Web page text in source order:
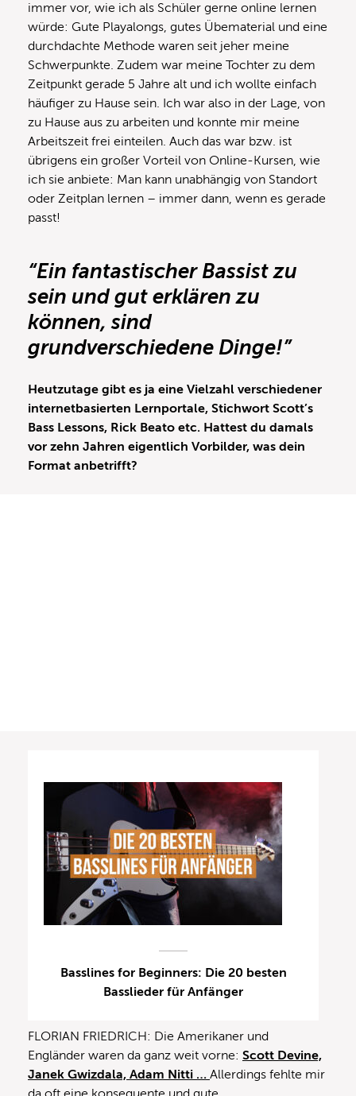
immer vor, wie ich als Schüler gerne online lernen
würde: Gute Playalongs, gutes Übematerial und eine
durchdachte Methode waren seit jeher meine
Schwerpunkte. Zudem war meine Tochter zu dem
Zeitpunkt gerade 5 Jahre alt und ich wollte einfach
häufiger zu Hause sein. Ich war also in der Lage, von
zu Hause aus zu arbeiten und konnte mir meine
Arbeitszeit frei einteilen. Auch das war bzw. ist
übrigens ein großer Vorteil von Online-Kursen, wie
ich sie anbiete: Man kann unabhängig von Standort
oder Zeitplan lernen – immer dann, wenn es gerade
passt!
“Ein fantastischer Bassist zu
sein und gut erklären zu
können, sind
grundverschiedene Dinge!”
Heutzutage gibt es ja eine Vielzahl verschiedener
internetbasierten Lernportale, Stichwort Scott’s
Bass Lessons, Rick Beato etc. Hattest du damals
vor zehn Jahren eigentlich Vorbilder, was dein
Format anbetrifft?
Basslines for Beginners: Die 20 besten
Basslieder für Anfänger
FLORIAN FRIEDRICH: Die Amerikaner und
Engländer waren da ganz weit vorne: Scott Devine,
Janek Gwizdala, Adam Nitti … Allerdings fehlte mir